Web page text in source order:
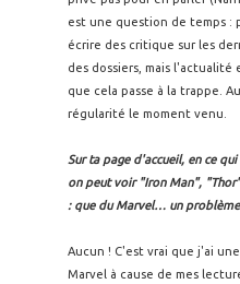
est une question de temps :
écrire des critique sur les
des dossiers, mais
que cela passe à la trappe.
régularité le moment venu.
Sur ta page d'accueil, en ce
on peut voir "Iron Man",
: que du Marvel… un problème
Aucun ! C'est vrai que j'ai
Marvel à cause de mes